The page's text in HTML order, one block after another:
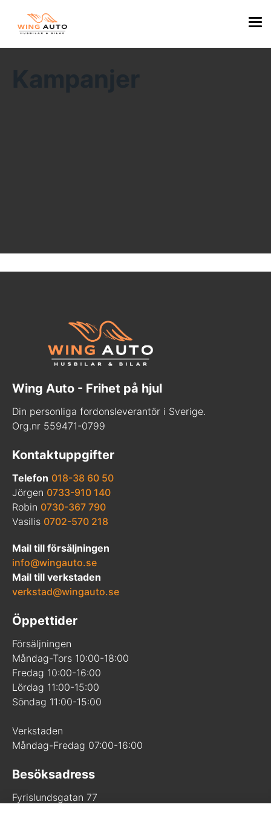
Wing Auto - Frihet på hjul
Din personliga fordonsleverantör i Sverige.
Org.nr 559471-0799
Kontaktuppgifter
Telefon 018-38 60 50
Jörgen 0733-910 140
Robin 0730-367 790
Vasilis 0702-570 218
Mail till försäljningen
info@wingauto.se
Mail till verkstaden
verkstad@wingauto.se
Öppettider
Försäljningen
Måndag-Tors 10:00-18:00
Fredag 10:00-16:00
Lördag 11:00-15:00
Söndag 11:00-15:00
Verkstaden
Måndag-Fredag 07:00-16:00
Besöksadress
Fyrislundsgatan 77